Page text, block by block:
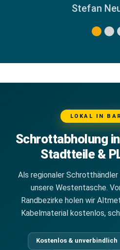
Stefan
LOKAL IN
Schrottabholung in
Stadtteile &
Als regionaler
unsere Westentasche.
Randbezirke holen wir
Kabelmaterial kostenlos,
Kostenlos & unverbindlich